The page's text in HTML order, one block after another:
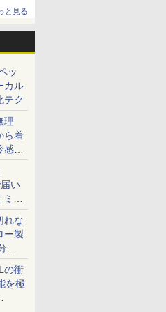
」が
と見る
ッ
カル
テク
理
ら着
グ
い
ニ
れな
ー製
か
の衝
を極